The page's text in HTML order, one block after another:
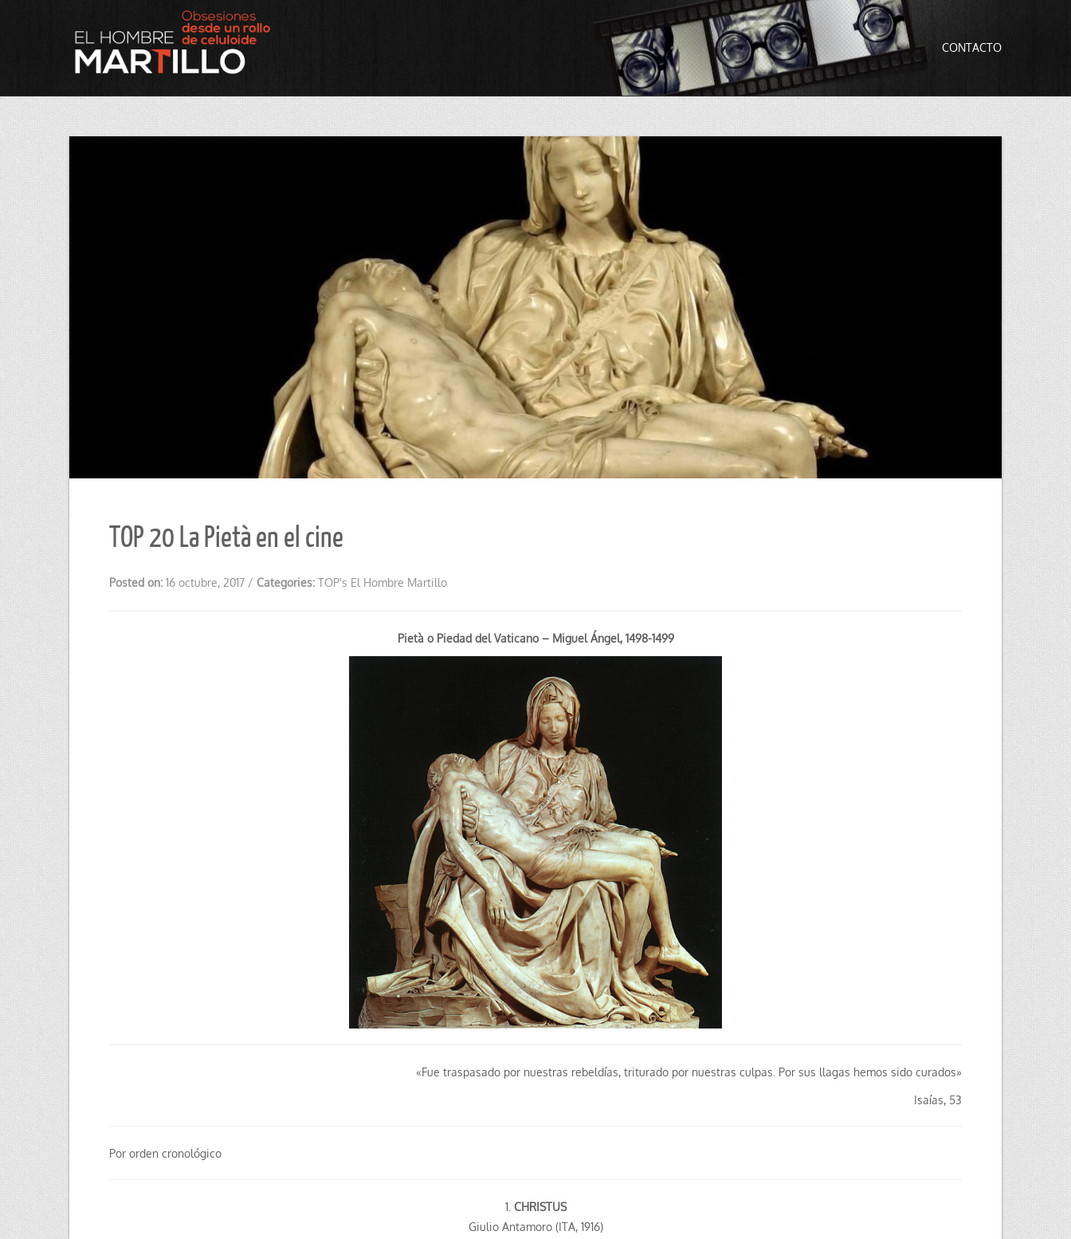
CONTACTO
TOP 20 La Pietà en el cine
Posted on: 16 octubre, 2017 / Categories: TOP's El Hombre Martillo
Pietà o Piedad del Vaticano – Miguel Ángel, 1498-1499
«Fue traspasado por nuestras rebeldías, triturado por nuestras culpas. Por sus llagas hemos sido curados»
Isaías, 53
Por orden cronológico
1. CHRISTUS
Giulio Antamoro (ITA, 1916)